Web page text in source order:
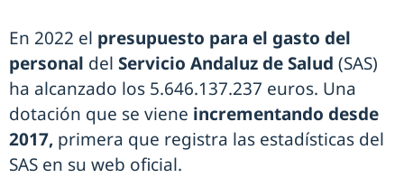
En 2022 el presupuesto para el gasto del
personal del Servicio Andaluz de Salud (SAS)
ha alcanzado los 5.646.137.237 euros. Una
dotación que se viene incrementando desde
2017, primera que registra las estadísticas del
SAS en su web oficial.